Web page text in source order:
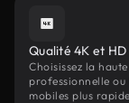
Qualité 4K et HD
Choisissez la
professionnelle
mobiles plus